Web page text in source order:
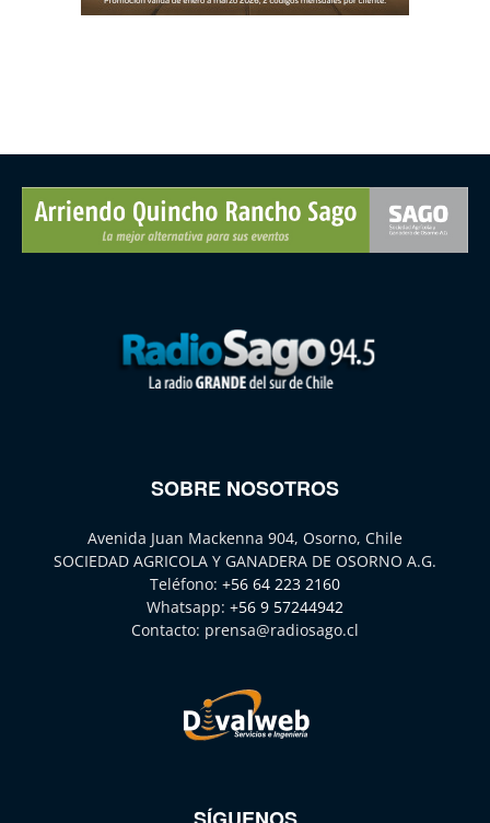
SOBRE NOSOTROS
Avenida Juan Mackenna 904, Osorno, Chile
SOCIEDAD AGRICOLA Y GANADERA DE OSORNO A.G.
Teléfono: +56 64 223 2160
Whatsapp: +56 9 57244942
Contacto: prensa@radiosago.cl